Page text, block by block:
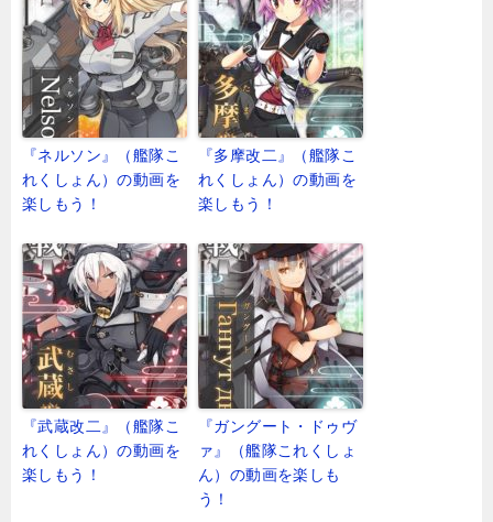
『ネルソン』（艦隊こ
れくしょん）の動画を
楽しもう！
『多摩改二』（艦隊こ
れくしょん）の動画を
楽しもう！
『武蔵改二』（艦隊こ
れくしょん）の動画を
楽しもう！
『ガングート・ドゥヴ
ァ』（艦隊これくしょ
ん）の動画を楽しも
う！